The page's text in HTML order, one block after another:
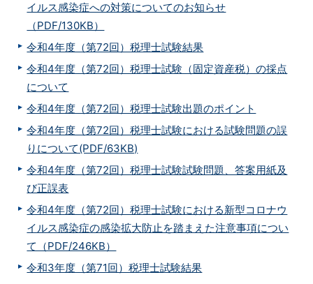
イルス感染症への対策についてのお知らせ
（PDF/130KB）
令和4年度（第72回）税理士試験結果
令和4年度（第72回）税理士試験（固定資産税）の採点
について
令和4年度（第72回）税理士試験出題のポイント
令和4年度（第72回）税理士試験における試験問題の誤
りについて(PDF/63KB)
令和4年度（第72回）税理士試験試験問題、答案用紙及
び正誤表
令和4年度（第72回）税理士試験における新型コロナウ
イルス感染症の感染拡大防止を踏まえた注意事項につい
て（PDF/246KB）
令和3年度（第71回）税理士試験結果